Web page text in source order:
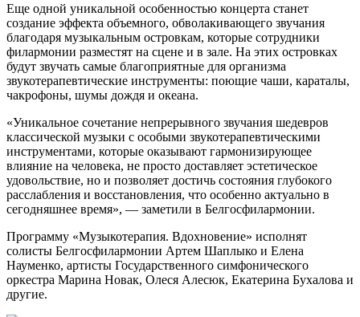
Еще одной уникальной особенностью концерта станет
создание эффекта объемного, обволакивающего звучания
благодаря музыкальным островкам, которые сотрудники
филармонии разместят на сцене и в зале. На этих островках
будут звучать самые благоприятные для организма
звукотерапевтические инструменты: поющие чаши, караталы,
чакрофоны, шумы дождя и океана.
«Уникальное сочетание непрерывного звучания шедевров
классической музыки с особыми звукотерапевтическими
инструментами, которые оказывают гармонизирующее
влияние на человека, не просто доставляет эстетическое
удовольствие, но и позволяет достичь состояния глубокого
расслабления и восстановления, что особенно актуально в
сегодняшнее время», — заметили в Белгосфилармонии.
Программу «Музыкотерапия. Вдохновение» исполнят
солисты Белгосфилармонии Артем Шаплыко и Елена
Науменко, артисты Государственного симфонического
оркестра Марина Новак, Олеся Алесюк, Екатерина Бухалова и
другие.